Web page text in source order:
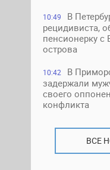
10:49
В
рецидивиста,
пенсионерку с
острова
10:42
В
задержали
своего
конфликта
ВСЕ